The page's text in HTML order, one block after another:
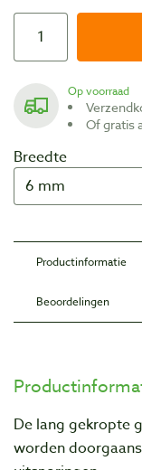
Op voorraad
Of
Breedte
Productinformatie
Beoordelingen
De lang gekropte
worden